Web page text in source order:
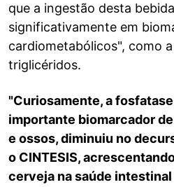
que a ingestão desta
significativamente em
cardiometabólicos", como
triglicéridos.
"Curiosamente, a
importante biomarcador
e ossos, diminuiu no
o CINTESIS,
cerveja na saúde